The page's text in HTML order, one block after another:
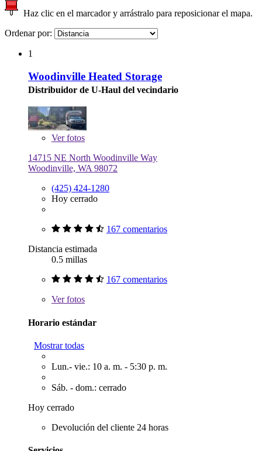
Haz clic en el marcador y arrástralo para reposicionar el mapa.
Ordenar por:
1
Woodinville Heated Storage
Distribuidor de U-Haul del vecindario
Verfotos
14715 NE North Woodinville Way
Woodinville, WA 98072
(425) 424-1280
Hoy cerrado
167 comentarios
Distancia estimada
0.5 millas
167 comentarios
Verfotos
Horario estándar
Mostrar todas
Lun.- vie.: 10 a. m. - 5:30 p. m.
Sáb. - dom.: cerrado
Hoy cerrado
Devolución del cliente 24 horas